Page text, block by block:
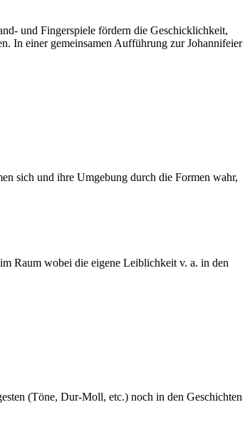
und Fingerspiele fördern die Geschicklichkeit,
In einer gemeinsamen Aufführung zur Johannifeier
sich und ihre Umgebung durch die Formen wahr,
Raum wobei die eigene Leiblichkeit v. a. in den
(Töne, Dur-Moll, etc.) noch in den Geschichten